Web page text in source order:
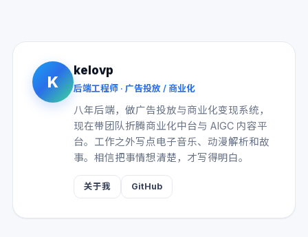
K
kelovp
后端工程师 · 广告投放 / 商业化
八年后端，做广告投放与商业化变现系统，
现在带团队折腾商业化中台与 AIGC 内容平
台。工作之外写点电子音乐、动漫解析和故
事。相信把事情想清楚，才写得明白。
关于我 GitHub